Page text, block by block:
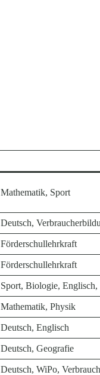
Mathematik, Sport
Deutsch,
Förderschullehrkraft
Förderschullehrkraft
Sport, Biologie, Englisch,
Mathematik, Physik
Deutsch, Englisch
Deutsch, Geografie
Deutsch, WiPo,